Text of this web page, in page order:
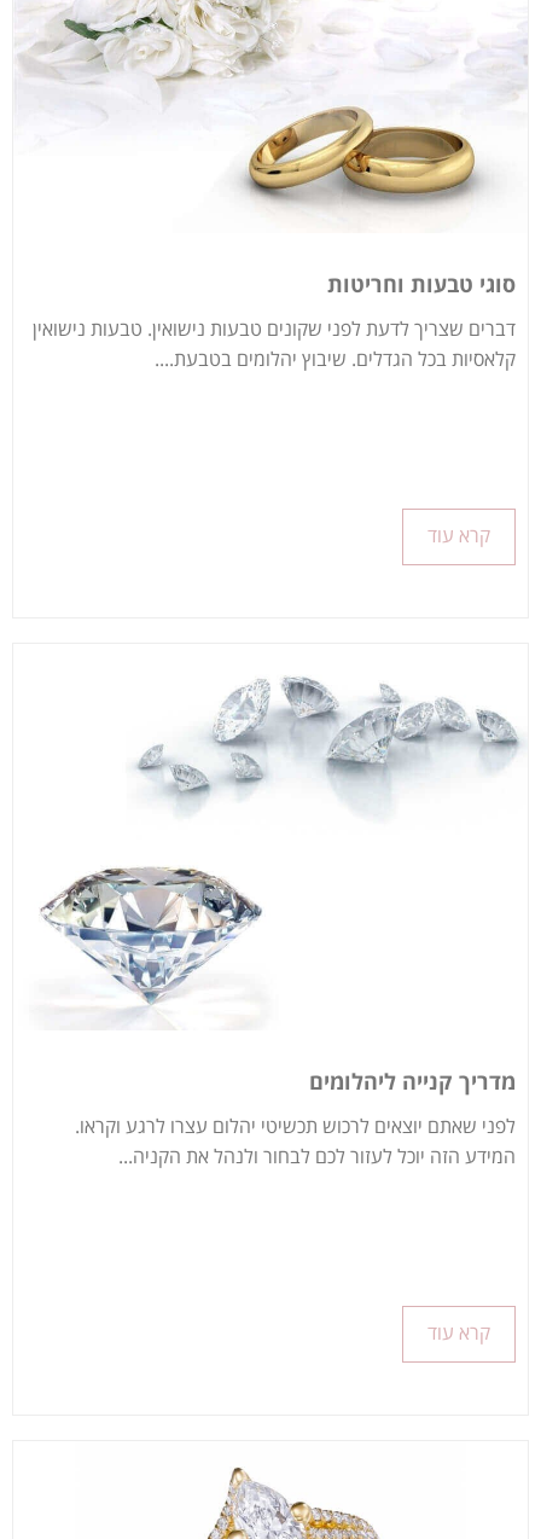
סוגי טבעות וחריטות
דברים שצריך לדעת לפני שקונים טבעות נישואין. טבעות נישואין
קלאסיות בכל הגדלים. שיבוץ יהלומים בטבעת....
קרא עוד
מדריך קנייה ליהלומים
לפני שאתם יוצאים לרכוש תכשיטי יהלום עצרו לרגע וקראו.
המידע הזה יוכל לעזור לכם לבחור ולנהל את הקניה...
קרא עוד